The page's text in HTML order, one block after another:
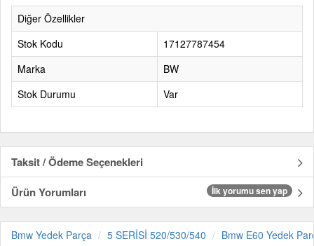
Diğer Özellikler
Stok Kodu
17127787454
Marka
BW
Stok Durumu
Var
Taksit / Ödeme Seçenekleri
Ürün Yorumları
İlk yorumu sen yap
Bmw Yedek Parça 5 SERİSİ 520/530/540 Bmw E60 Yedek